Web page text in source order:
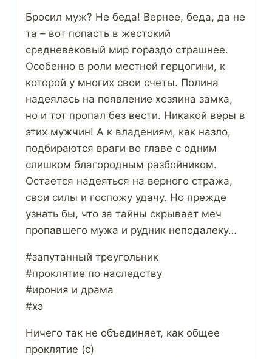
Бросил муж? Не беда! Вернее, беда, да не
та – вот попасть в жестокий
средневековый мир гораздо страшнее.
Особенно в роли местной герцогини, к
которой у многих свои счеты. Полина
надеялась на появление хозяина замка,
но и тот пропал без вести. Никакой веры в
этих мужчин! А к владениям, как назло,
подбираются враги во главе с одним
слишком благородным разбойником.
Остается надеяться на верного стража,
свои силы и госпожу удачу. Но прежде
узнать бы, что за тайны скрывает меч
пропавшего мужа и рудник неподалеку…
#запутанный треугольник
#проклятие по наследству
#ирония и драма
#хэ
Ничего так не объединяет, как общее
проклятие (с)